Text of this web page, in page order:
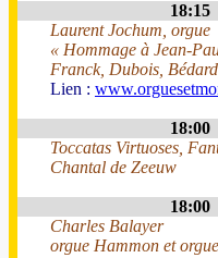
18:15
Laurent Jochum, orgue
« Hommage à Jean-
Franck, Dubois,
Lien :
18:00
Toccatas Virtuoses,
Chantal de Zeeuw
18:00
Charles Balayer
orgue Hammon et